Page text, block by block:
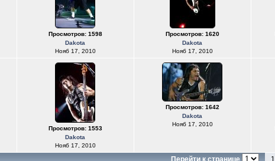
Просмотров: 1598
Dakota
Нояб 17, 2010
Просмотров: 1620
Dakota
Нояб 17, 2010
Просмотров: 1553
Dakota
Нояб 17, 2010
Просмотров: 1642
Dakota
Нояб 17, 2010
Перейти к странице 1